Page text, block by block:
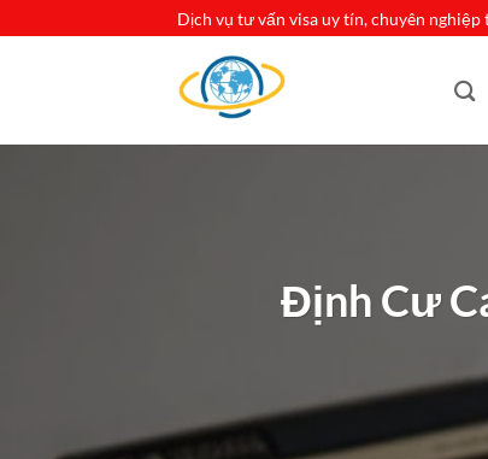
Dịch vụ tư vấn visa uy tín, chuyên
Định Cư